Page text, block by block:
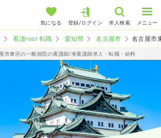
気になる 登録/ログイン 求人検索 メニュー
看護roo! 転職 愛知県 名古屋市 名古屋市
市東区の一般病院の看護師/准看護師求人・転職・給料